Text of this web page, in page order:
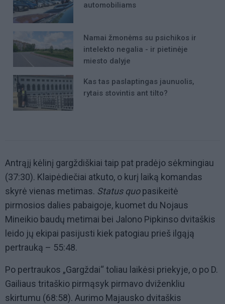
automobiliams
Namai žmonėms su psichikos ir
intelekto negalia - ir pietinėje
miesto dalyje
Kas tas paslaptingas jaunuolis,
rytais stovintis ant tilto?
Antrąjį kėlinį gargždiškiai taip pat pradėjo sėkmingiau
(37:30). Klaipėdiečiai atkuto, o kurį laiką komandas
skyrė vienas metimas. Status quopasikeitė
pirmosios dalies pabaigoje, kuomet du Nojaus
Mineikio baudų metimai bei Jalono Pipkinso dvitaškis
leido jų ekipai pasijusti kiek patogiau prieš ilgąją
pertrauką – 55:48.
Po pertraukos „Gargždai“ toliau laikėsi priekyje, o po D.
Gailiaus tritaškio pirmąsyk pirmavo dviženkliu
skirtumu (68:58). Aurimo Majausko dvitaškis